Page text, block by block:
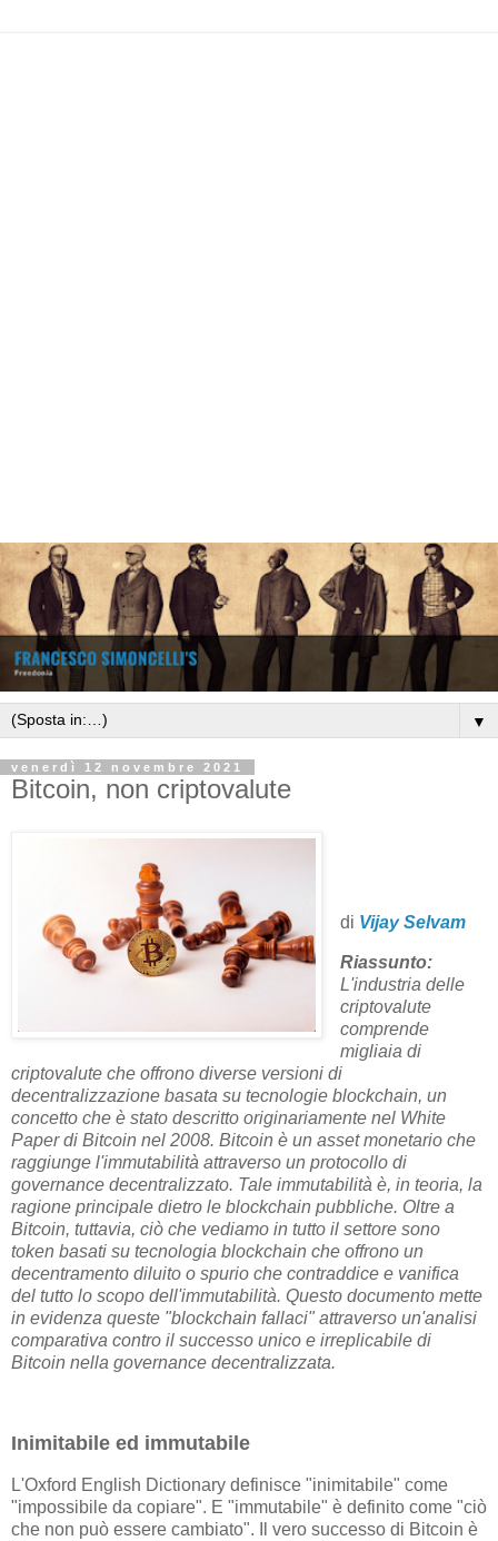
▼
venerdì 12 novembre 2021
Bitcoin, non criptovalute
di Vijay Selvam
Riassunto:
L'industria delle
criptovalute
comprende
migliaia di
criptovalute che offrono diverse versioni di
decentralizzazione basata su tecnologie blockchain, un
concetto che è stato descritto originariamente nel White
Paper di Bitcoin nel 2008. Bitcoin è un asset monetario che
raggiunge l'immutabilità attraverso un protocollo di
governance decentralizzato. Tale immutabilità è, in teoria, la
ragione principale dietro le blockchain pubbliche. Oltre a
Bitcoin, tuttavia, ciò che vediamo in tutto il settore sono
token basati su tecnologia blockchain che offrono un
decentramento diluito o spurio che contraddice e vanifica
del tutto lo scopo dell'immutabilità. Questo documento mette
in evidenza queste "blockchain fallaci" attraverso un'analisi
comparativa contro il successo unico e irreplicabile di
Bitcoin nella governance decentralizzata.
Inimitabile ed immutabile
L'Oxford English Dictionary definisce "inimitabile" come
"impossibile da copiare". E "immutabile" è definito come "ciò
che non può essere cambiato". Il vero successo di Bitcoin è